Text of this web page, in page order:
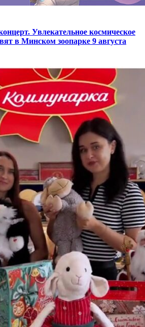
Увлекательное космическое
в Минском зоопарке 9 августа